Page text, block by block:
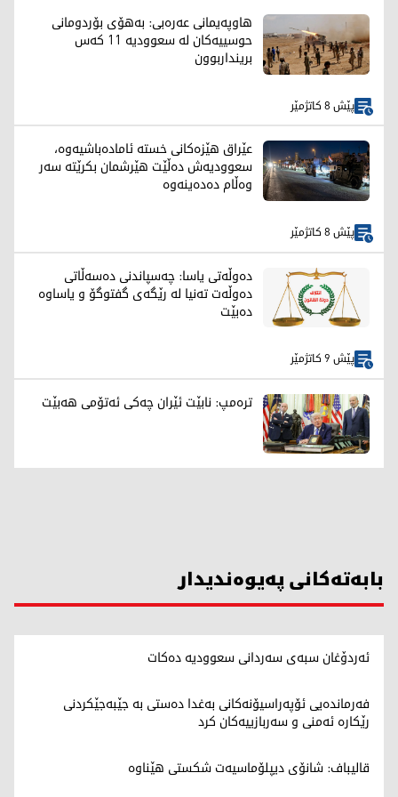
هاوپەیمانی عەرەبی: بەهۆی بۆردومانی
حوسییەکان لە سعوودیە 11 کەس
برینداربوون
پێش 8 کاتژمێر
عێراق هێزەکانی خستە ئامادەباشیەوە،
سعوودیەش دەڵێت هێرشمان بکرێتە سەر
وەڵام دەدەینەوە
پێش 8 کاتژمێر
دەوڵەتی یاسا: چەسپاندنی دەسەڵاتی
دەوڵەت تەنیا لە رێگەی گفتوگۆ و یاساوە
دەبێت
پێش 9 کاتژمێر
ترەمپ: نابێت ئێران چەکی ئەتۆمی هەبێت
بابەتەکانی پەیوەندیدار
ئەردۆغان سبەی سەردانی سعوودیە دەکات
فەرماندەیی ئۆپەراسیۆنەکانی بەغدا دەستی بە جێبەجێکردنی
رێکارە ئەمنی و سەربازییەکان کرد
قالیباف: شانۆی دیپلۆماسیەت شکستی هێناوە